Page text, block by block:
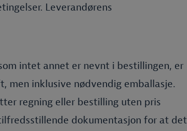
Leverandørens
intet annet er nevnt i bestillingen, er
men inklusive nødvendig emballasje.
regning eller bestilling uten pris
dokumentasjon for at det